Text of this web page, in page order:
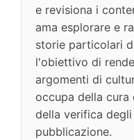
e revisiona i
ama esplorare e
storie particolari
l'obiettivo di
argomenti di
occupa della
della verifica
pubblicazione.